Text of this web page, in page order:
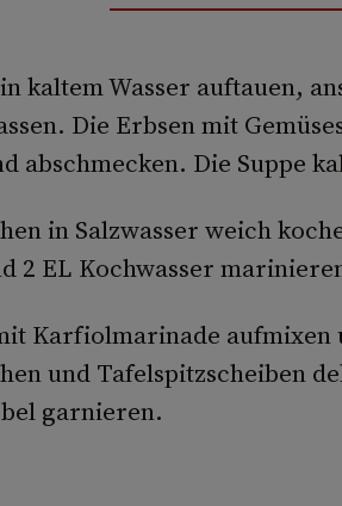
kaltem Wasser auftauen,
Die Erbsen mit
abschmecken. Die Suppe
in Salzwasser weich
2 EL Kochwasser
Karfiolmarinade
und Tafelspitzscheiben
garnieren.